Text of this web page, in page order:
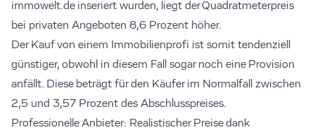
immowelt.de inseriert wurden, liegt der Quadratmeterpreis
bei privaten Angeboten 8,6 Prozent höher.
Der Kauf von einem Immobilienprofi ist somit tendenziell
günstiger, obwohl in diesem Fall sogar noch eine Provision
anfällt. Diese beträgt für den Käufer im Normalfall zwischen
2,5 und 3,57 Prozent des Abschlusspreises.
Professionelle Anbieter: Realistischer Preise dank